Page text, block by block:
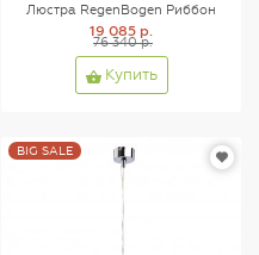
Люстра RegenBogen Риббон
19 085 р.
76 340 р.
Купить
BIG SALE